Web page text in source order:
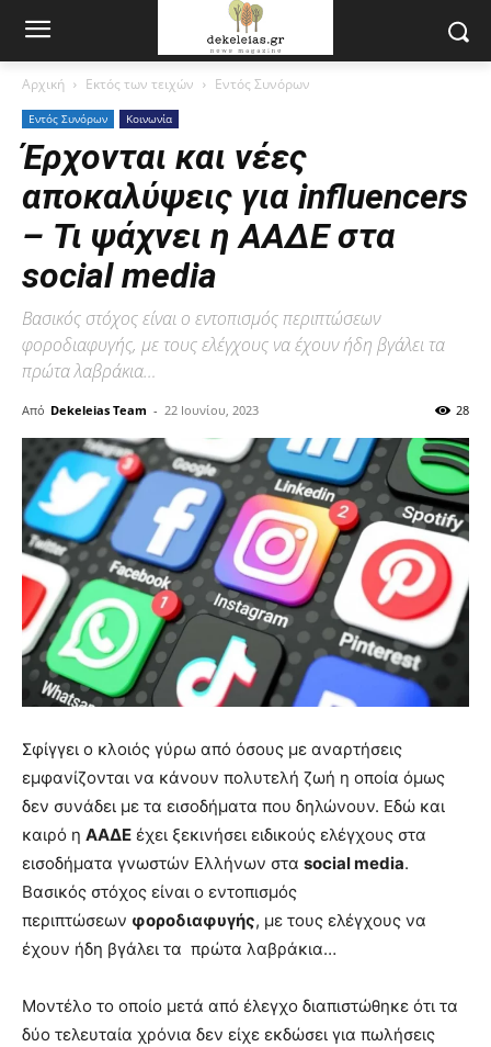
Αρχική Εκτός των τειχών Εντός Συνόρων
Εντός Συνόρων Κοινωνία
Έρχονται και νέες
αποκαλύψεις για influencers
– Τι ψάχνει η ΑΑΔΕ στα
social media
Βασικός στόχος είναι ο εντοπισμός περιπτώσεων
φοροδιαφυγής, με τους ελέγχους να έχουν ήδη βγάλει τα
πρώτα λαβράκια…
Από Dekeleias Team - 22 Ιουνίου, 2023 28
Σφίγγει ο κλοιός γύρω από όσους με αναρτήσεις
εμφανίζονται να κάνουν πολυτελή ζωή η οποία όμως
δεν συνάδει με τα εισοδήματα που δηλώνουν. Εδώ και
καιρό η ΑΑΔΕ έχει ξεκινήσει ειδικούς ελέγχους στα
εισοδήματα γνωστών Ελλήνων στα social media.
Βασικός στόχος είναι ο εντοπισμός
περιπτώσεων φοροδιαφυγής, με τους ελέγχους να
έχουν ήδη βγάλει τα πρώτα λαβράκια…
Μοντέλο το οποίο μετά από έλεγχο διαπιστώθηκε ότι τα
δύο τελευταία χρόνια δεν είχε εκδώσει για πωλήσεις